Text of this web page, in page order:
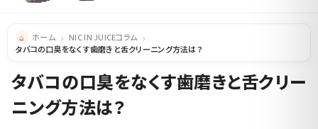
ホーム
NIC IN JUICEコラム
タバコの口臭をなくす歯磨きと舌クリーニング方法は？
タバコの口臭をなくす歯磨きと舌クリー
ニング方法は？